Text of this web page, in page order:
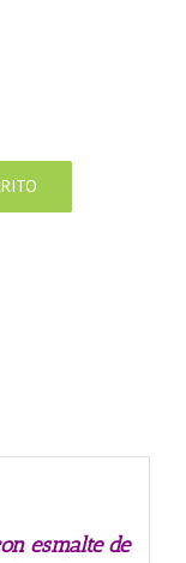
esmalte de